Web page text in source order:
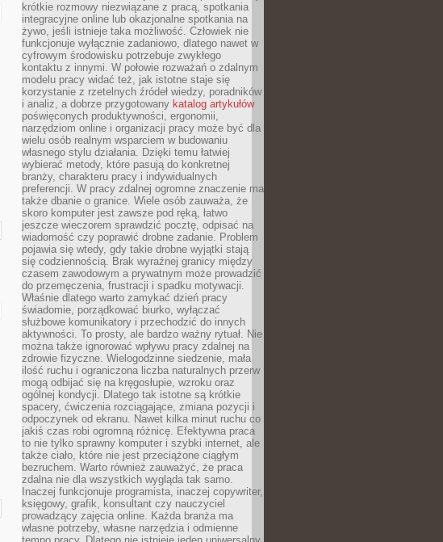
krótkie rozmowy niezwiązane z pracą, spotkania
integracyjne online lub okazjonalne spotkania na
żywo, jeśli istnieje taka możliwość. Człowiek nie
funkcjonuje wyłącznie zadaniowo, dlatego nawet w
cyfrowym środowisku potrzebuje zwykłego
kontaktu z innymi. W połowie rozważań o zdalnym
modelu pracy widać też, jak istotne staje się
korzystanie z rzetelnych źródeł wiedzy, poradników
i analiz, a dobrze przygotowany katalog artykułów
poświęconych produktywności, ergonomii,
narzędziom online i organizacji pracy może być dla
wielu osób realnym wsparciem w budowaniu
własnego stylu działania. Dzięki temu łatwiej
wybierać metody, które pasują do konkretnej
branży, charakteru pracy i indywidualnych
preferencji. W pracy zdalnej ogromne znaczenie ma
także dbanie o granice. Wiele osób zauważa, że
skoro komputer jest zawsze pod ręką, łatwo
jeszcze wieczorem sprawdzić pocztę, odpisać na
wiadomość czy poprawić drobne zadanie. Problem
pojawia się wtedy, gdy takie drobne wyjątki stają
się codziennością. Brak wyraźnej granicy między
czasem zawodowym a prywatnym może prowadzić
do przemęczenia, frustracji i spadku motywacji.
Właśnie dlatego warto zamykać dzień pracy
świadomie, porządkować biurko, wyłączać
służbowe komunikatory i przechodzić do innych
aktywności. To prosty, ale bardzo ważny rytuał. Nie
można także ignorować wpływu pracy zdalnej na
zdrowie fizyczne. Wielogodzinne siedzenie, mała
ilość ruchu i ograniczona liczba naturalnych przerw
mogą odbijać się na kręgosłupie, wzroku oraz
ogólnej kondycji. Dlatego tak istotne są krótkie
spacery, ćwiczenia rozciągające, zmiana pozycji i
odpoczynek od ekranu. Nawet kilka minut ruchu co
jakiś czas robi ogromną różnicę. Efektywna praca
to nie tylko sprawny komputer i szybki internet, ale
także ciało, które nie jest przeciążone ciągłym
bezruchem. Warto również zauważyć, że praca
zdalna nie dla wszystkich wygląda tak samo.
Inaczej funkcjonuje programista, inaczej copywriter,
księgowy, grafik, konsultant czy nauczyciel
prowadzący zajęcia online. Każda branża ma
własne potrzeby, własne narzędzia i odmienne